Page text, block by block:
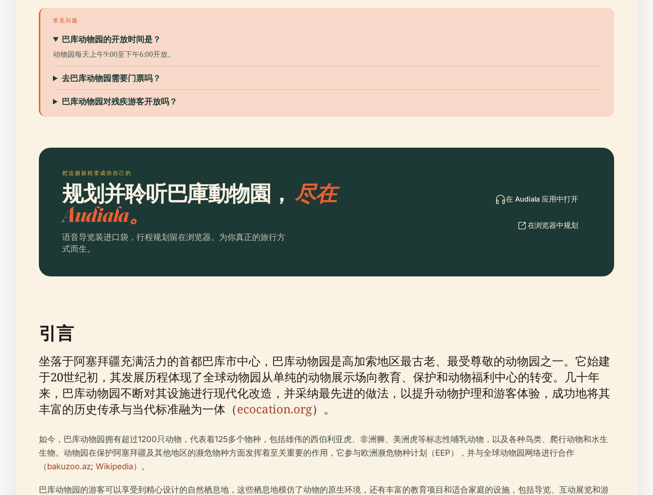
常见问题
巴库动物园的开放时间是？
动物园每天上午9:00至下午6:00开放。
去巴库动物园需要门票吗？
巴库动物园对残疾游客开放吗？
把这趟旅程变成你自己的
规划并聆听巴庫動物園， 尽在
Audiala。
语音导览装进口袋，行程规划留在浏览器。为你真正的旅行方
式而生。
在 Audiala 应用中打开
在浏览器中规划
引言
坐落于阿塞拜疆充满活力的首都巴库市中心，巴库动物园是高加索地区最古老、最受尊敬的动物园之一。它始建
于20世纪初，其发展历程体现了全球动物园从单纯的动物展示场向教育、保护和动物福利中心的转变。几十年
来，巴库动物园不断对其设施进行现代化改造，并采纳最先进的做法，以提升动物护理和游客体验，成功地将其
丰富的历史传承与当代标准融为一体（ecocation.org）。
如今，巴库动物园拥有超过1200只动物，代表着125多个物种，包括雄伟的西伯利亚虎、非洲狮、美洲虎等标志性哺乳动物，以及各种鸟类、爬行动物和水生
生物。动物园在保护阿塞拜疆及其他地区的濒危物种方面发挥着至关重要的作用，它参与欧洲濒危物种计划（EEP），并与全球动物园网络进行合作
（bakuzoo.az; Wikipedia）。
巴库动物园的游客可以享受到精心设计的自然栖息地，这些栖息地模仿了动物的原生环境，还有丰富的教育项目和适合家庭的设施，包括导览、互动展览和游